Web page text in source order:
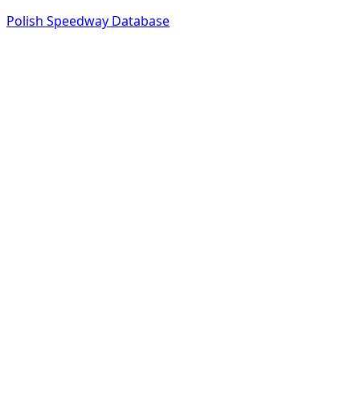
Polish Speedway Database